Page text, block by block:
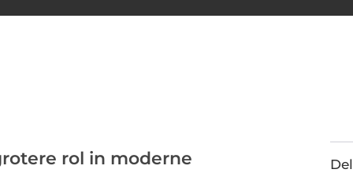
rol in moderne